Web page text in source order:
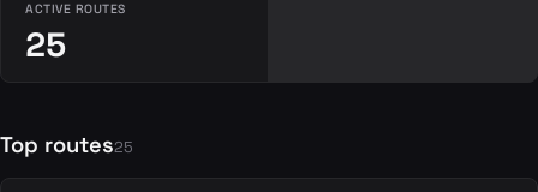
ACTIVE ROUTES
25
Top routes25